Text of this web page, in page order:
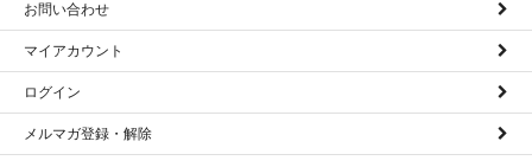
お問い合わせ
マイアカウント
ログイン
メルマガ登録・解除